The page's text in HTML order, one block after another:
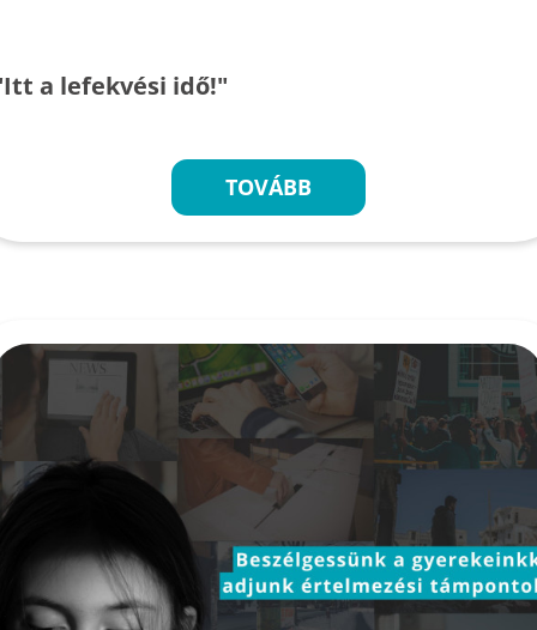
a lefekvési idő!"
TOVÁBB